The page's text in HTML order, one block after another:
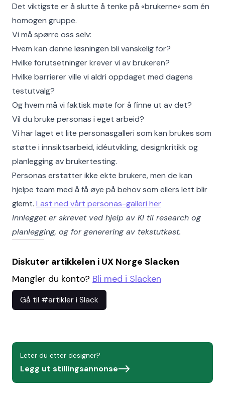
Det viktigste er å slutte å tenke på «brukerne» som én
homogen gruppe.
Vi må spørre oss selv:
Hvem kan denne løsningen bli vanskelig for?
Hvilke forutsetninger krever vi av brukeren?
Hvilke barrierer ville vi aldri oppdaget med dagens
testutvalg?
Og hvem må vi faktisk møte for å finne ut av det?
Vil du bruke personas i eget arbeid?
Vi har laget et lite personasgalleri som kan brukes som
støtte i innsiktsarbeid, idéutvikling, designkritikk og
planlegging av brukertesting.
Personas erstatter ikke ekte brukere, men de kan
hjelpe team med å få øye på behov som ellers lett blir
glemt. Last ned vårt personas-galleri her
Innlegget er skrevet ved hjelp av KI til research og
planlegging, og for generering av tekstutkast.
Diskuter artikkelen i UX Norge Slacken
Mangler du konto? Bli med i Slacken
Gå til #artikler i Slack
Leter du etter designer?
Legg ut stillingsannonse